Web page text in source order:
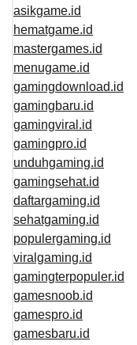
asikgame.id
hematgame.id
mastergames.id
menugame.id
gamingdownload.id
gamingbaru.id
gamingviral.id
gamingpro.id
unduhgaming.id
gamingsehat.id
daftargaming.id
sehatgaming.id
populergaming.id
viralgaming.id
gamingterpopuler.id
gamesnoob.id
gamespro.id
gamesbaru.id